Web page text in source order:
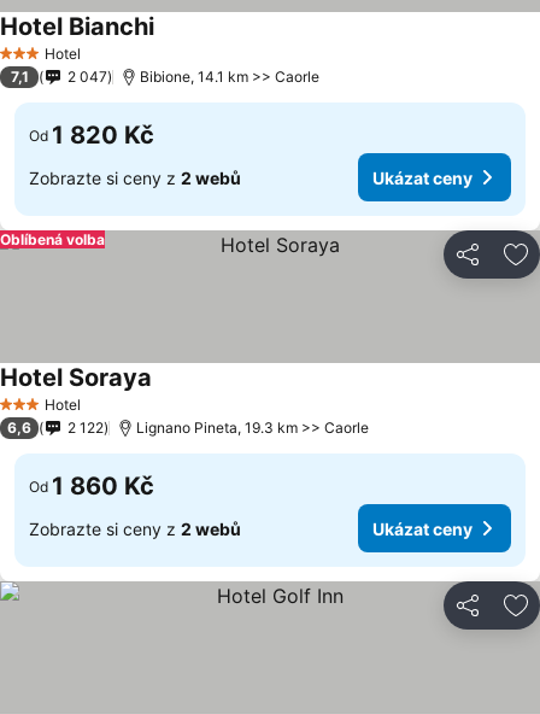
3 Počet hvězdiček
Hotel
Hotel Bianchi
7,1 2 047 Bibione, 14.1 km >> Caorle
Od 1 820 Kč
Zobrazte si ceny z 2 webů Ukázat ceny
Sdílet
Oblíbená volba
3 Počet hvězdiček
Hotel
Hotel Soraya
6,6 2 122 Lignano Pineta, 19.3 km >> Caorle
Od 1 860 Kč
Zobrazte si ceny z 2 webů Ukázat ceny
Sdílet